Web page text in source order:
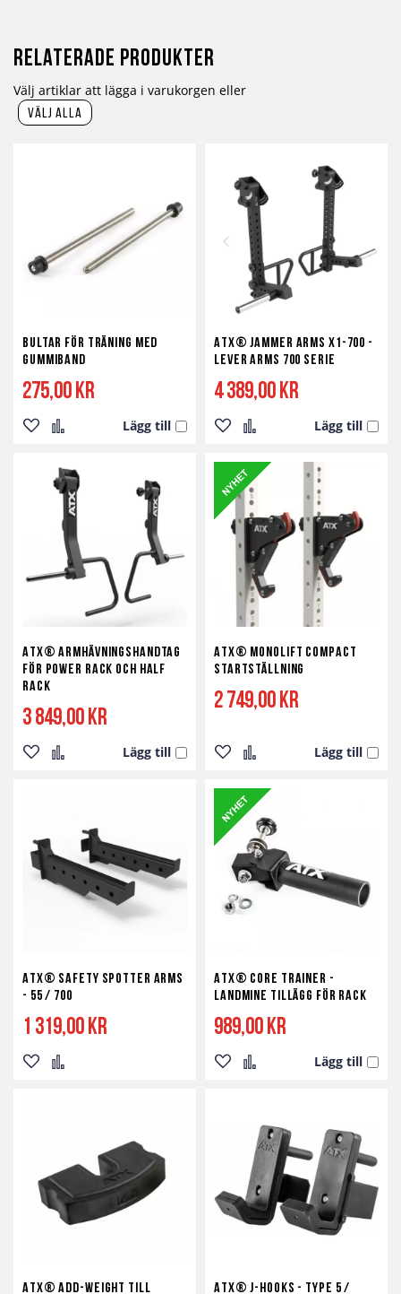
Relaterade produkter
Välj artiklar att lägga i varukorgen eller
välj alla
Bultar För Träning Med
Gummiband
275,00 kr
Lägg till
Lägg
önskelista
Lägg
till
i
jämför
ATX® Jammer Arms X1-700 -
Lever Arms 700 Serie
4 389,00 kr
Lägg till
Lägg
till
i
önskelista
Lägg
till
i
jämför
ATX® Armhävningshandtag
för Power Rack och Half
Rack
3 849,00 kr
Lägg till
Lägg
önskelista
Lägg
jämför
ATX® Monolift Compact
Startställning
2 749,00 kr
Lägg till
Lägg
till
i
önskelista
Lägg
till
jämför
ATX® Safety Spotter Arms
- 55 / 700
1 319,00 kr
Lägg Lägg
ATX® Core Trainer -
Landmine Tillägg för Rack
989,00 kr
Lägg till
Lägg
önskelista
Lägg
jämför
ATX® Add-Weight till ATX® J-Hooks - Type 5 /